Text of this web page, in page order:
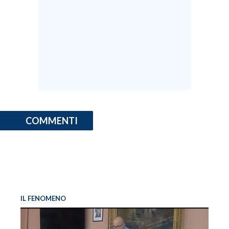
COMMENTI
IL FENOMENO